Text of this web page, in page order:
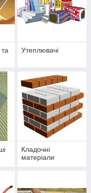
Утеплювачі
Кладочні
матеріали